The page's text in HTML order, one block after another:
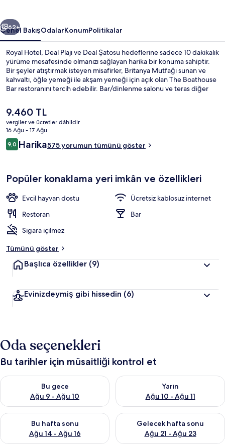
Sonraki
62+
Genel BakışOdalarKonumPolitikalar
Royal Hotel, Deal Plajı ve Deal Şatosu hedeflerine sadece 10 dakikalık
yürüme mesafesinde olmanızı sağlayan harika bir konuma sahiptir.
Bir şeyler atıştırmak isteyen misafirler, Britanya Mutfağı sunan ve
kahvaltı, öğle yemeği ile akşam yemeği için açık olan The Boathouse
Bar restoranını tercih edebilir. Bar/dinlenme salonu ve teras diğer
genel durumu misafirlerden iyi puan alıyor.
Şu
anki
fiyat
9.460 TL
9.460 TL
vergiler ve ücretler dâhildir
16 Ağu - 17 Ağu
Yorumlar
9,09,0/10
Harika575 yorumun tümünü göster
Popüler konaklama yeri imkân ve özellikleri
Evcil hayvan dostu
Ücretsiz kablosuz internet
Restoran
Bar
Sigara içilmez
Tümünü göster
Başlıca özellikler (9)
Evinizdeymiş gibi hissedin (6)
Oda seçenekleri
Bu tarihler için müsaitliği kontrol et
Bu gece
Ağu 9 - Ağu 10
Bu gece için müsaitliği kontrol et Ağu 9 - Ağu 10
Yarın
Ağu 10 - Ağu 11
Yarın için müsaitliği kontrol et
Bu hafta sonu
Ağu 14 - Ağu 16
Bu hafta sonu için müsaitliği kontrol et Ağu 14 - Ağu 16
Gelecek hafta sonu
Ağu 21 - Ağu 23
Önümüzdeki hafta sonu için